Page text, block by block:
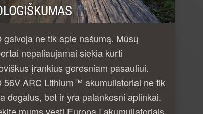
galvoja ne tik apie našumą. Mūsų
nepaliaujamai siekia kurti
įrankius geresniam pasauliui.
56V ARC Lithium™ akumuliatoriai ne tik
degalus, bet ir yra palankesni aplinkai.